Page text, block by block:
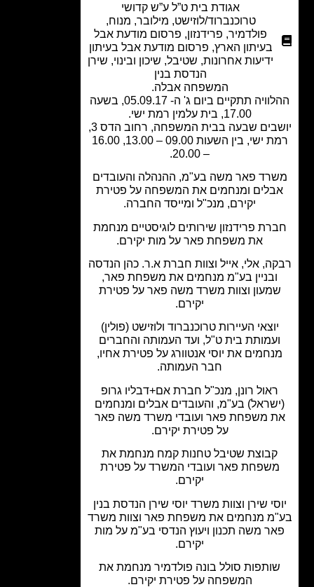
אגודת בית ט”ל ע”ש קדושי
טרוכנברוד/לוזישט,מילובר,מנוח,
פולדמיר,פרידנזון ,פרסום מודעת אבל
בעיתון הארץ,פרסום מודעת אבל בעיתון
ידיעות אחרונות,שטיבל, שיכון ובינוי,שירן
הנדסת בנין
המשפחה אבלה.
ההלוויה תתקיים ביום ג' ה- 05.09.17, בשעה
יושבים שבעה בבית המשפחה, רחוב הדס 3,
רמת ישי, בין השעות 09.00 – 13.00, 16.00
פאר משה בע"מ, ההנהלה והעובדים
ומנחמים את המשפחה על פטירת
יקירם, מנכ"ל ומייסד החברה.
פרידנזון שירותים לוגיסטיים מנחמת
את משפחת פאר על מות יקירם.
אלי, אייל וצוות חברת א.ר. כהן הנדסה
ובניין בע"מ מנחמים את משפחת פאר,
וצוות משרד משה פאר על פטירת
העיירות טרוכנברוד ולוזישט (פולין)
בית ט"ל, ועד העמותה והחברים
את יוסי אנטוורג על פטירת אחיו,
חבר העמותה.
רונן, מנכ"ל חברת אם+דבליו גרופ
בע"מ, והעובדים אבלים ומנחמים
משפחת פאר ועובדי משרד משה פאר
על פטירת יקירם.
קבוצת שטיבל טחנות קמח מנחמת את
פאר ועובדי המשרד על פטירת
שירן וצוות משרד יוסי שירן הנדסת בנין
מנחמים את משפחת פאר וצוות משרד
משה תכנון ויעוץ הנדסי בע"מ על מות
סולל בונה פולדמיר מנחמת את
המשפחה על פטירת יקירם.